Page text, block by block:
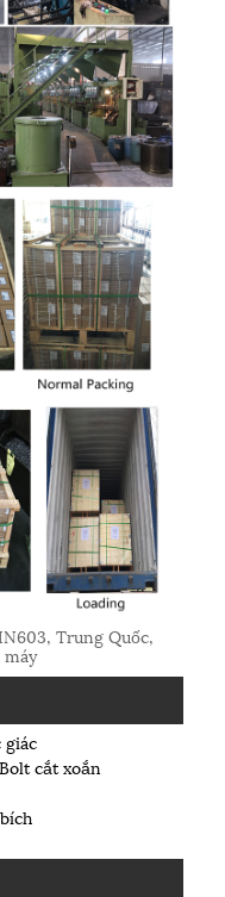
Trung Quốc,
giác
Bolt cắt xoắn